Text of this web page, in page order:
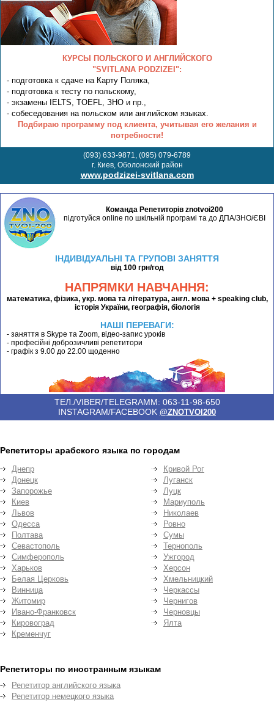
КУРСЫ ПОЛЬСКОГО И АНГЛИЙСКОГО
"SVITLANA PODZIZEI":
- подготовка к сдаче на Карту Поляка,
- подготовка к тесту по польскому,
- экзамены IELTS, TOEFL, ЗНО и пр.,
- собеседования на польском или английском языках.
Подбираю программу под клиента, учитывая его желания и
потребности!
(093) 633-9871, (095) 079-6789
г. Киев, Оболонский район
www.podzizei-svitlana.com
Команда Репетиторів znotvoi200
підготуйся online по шкільній програмі та до ДПА/ЗНО/ЄВІ
ІНДИВІДУАЛЬНІ ТА ГРУПОВІ ЗАНЯТТЯ
від 100 грн/год
НАПРЯМКИ НАВЧАННЯ:
математика, фізика, укр. мова та література, англ. мова + speaking club,
історія України, географія, біологія
НАШІ ПЕРЕВАГИ:
- заняття в Skype та Zoom, відео-запис уроків
- професійні доброзичливі репетитори
- графік з 9.00 до 22.00 щоденно
ТЕЛ./VIBER/TELEGRAMM: 063-11-98-650
INSTAGRAM/FACEBOOK @ZNOTVOI200
Репетиторы арабского языка по городам
Днепр
Донецк
Запорожье
Киев
Львов
Одесса
Полтава
Севастополь
Симферополь
Харьков
Белая Церковь
Винница
Житомир
Ивано-Франковск
Кировоград
Кременчуг
Кривой Рог
Луганск
Луцк
Мариуполь
Николаев
Ровно
Сумы
Тернополь
Ужгород
Херсон
Хмельницкий
Черкассы
Чернигов
Черновцы
Ялта
Репетиторы по иностранным языкам
Репетитор английского языка
Репетитор немецкого языка